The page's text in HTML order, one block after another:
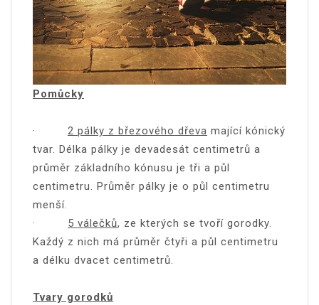
Pomůcky
· 2 pálky z březového dřeva mající kónický
tvar. Délka pálky je devadesát centimetrů a
průměr základního kónusu je tři a půl
centimetru. Průměr pálky je o půl centimetru
menší.
· 5 válečků, ze kterých se tvoří gorodky.
Každý z nich má průměr čtyři a půl centimetru
a délku dvacet centimetrů.
Tvary gorodků